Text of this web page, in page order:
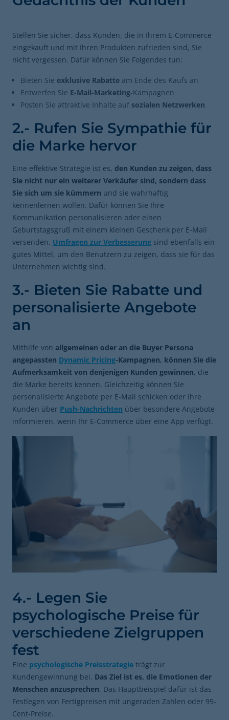
Stellen Sie sicher, dass Kunden, die in Ihrem E-Commerce
eingekauft und mit Ihren Produkten zufrieden sind, Sie
nicht vergessen. Dafür können Sie Folgendes tun:
Bieten Sie exklusive Rabatte am Ende des Kaufs an
Entwerfen Sie E-Mail-Marketing-Kampagnen
Posten Sie attraktive Inhalte auf sozialen Netzwerken
2.- Rufen Sie Sympathie für
die Marke hervor
Eine effektive Strategie ist es, den Kunden zu zeigen, dass
Sie nicht nur ein weiterer Verkäufer sind, sondern dass
Sie sich um sie kümmern und sie wahrhaftig
kennenlernen wollen. Dafür können Sie Ihre
Kommunikation personalisieren oder einen
Geburtstagsgruß mit einem kleinen Geschenk per E-Mail
versenden. Umfragen zur Verbesserung sind ebenfalls ein
gutes Mittel, um den Benutzern zu zeigen, dass sie für das
Unternehmen wichtig sind.
3.- Bieten Sie Rabatte und
personalisierte Angebote
an
Mithilfe von allgemeinen oder an die Buyer Persona
angepassten Dynamic Pricing-Kampagnen, können Sie die
Aufmerksamkeit von denjenigen Kunden gewinnen, die
die Marke bereits kennen. Gleichzeitig können Sie
personalisierte Angebote per E-Mail schicken oder Ihre
Kunden über Push-Nachrichten über besondere Angebote
informieren, wenn Ihr E-Commerce über eine App verfügt.
4.- Legen Sie
psychologische Preise für
verschiedene Zielgruppen
fest
Eine psychologische Preisstrategie trägt zur
Kundengewinnung bei. Das Ziel ist es, die Emotionen der
Menschen anzusprechen. Das Hauptbeispiel dafür ist das
Festlegen von Fertigpreisen mit ungeraden Zahlen oder 99-
Cent-Preise.